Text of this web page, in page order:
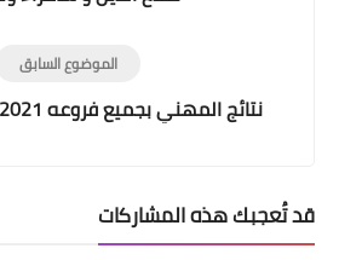
الموضوع السابق
نتائج المهني بجميع فروعه 2021 الدور التكميلي
قد تُعجبك هذه المشاركات